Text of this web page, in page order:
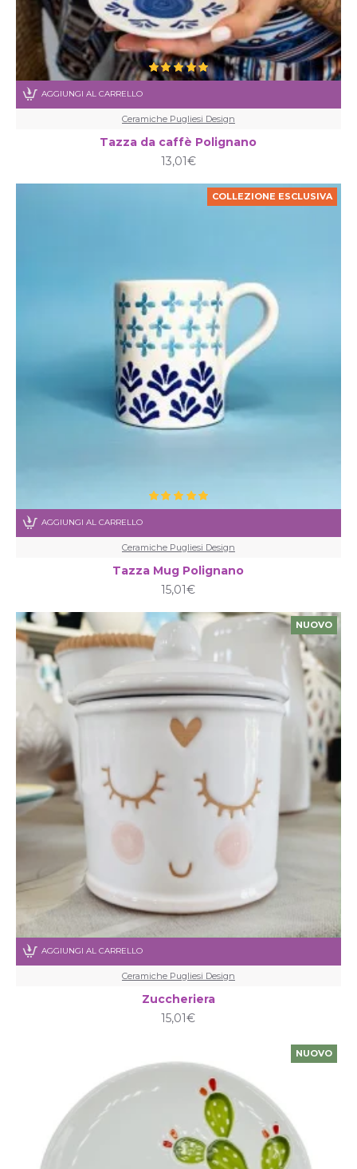
Ceramiche Pugliesi Design
Tazza da caffè Polignano
13,01€
AGGIUNGI AL CARRELLO
COLLEZIONE ESCLUSIVA
Ceramiche Pugliesi Design
Tazza Mug Polignano
15,01€
AGGIUNGI AL CARRELLO
NUOVO
Ceramiche Pugliesi Design
Zuccheriera
15,01€
AGGIUNGI AL CARRELLO
NUOVO